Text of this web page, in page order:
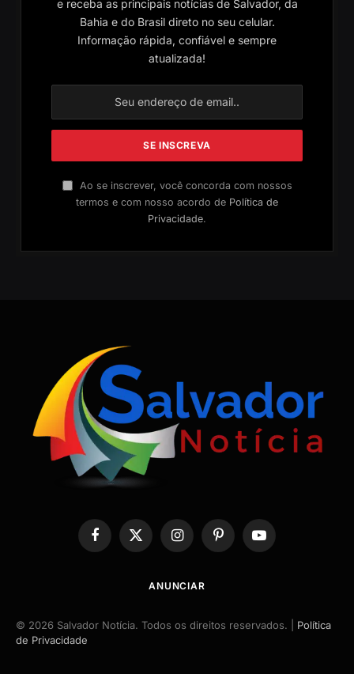
e receba as principais notícias de Salvador, da
Bahia e do Brasil direto no seu celular.
Informação rápida, confiável e sempre
atualizada!
Ao se inscrever, você concorda com nossos
termos e com nosso acordo de Política de
Privacidade.
Facebook
X
(Twitter)
InstagramPinterestYouTube
ANUNCIAR
© 2026 Salvador Notícia. Todos os direitos reservados. | Política
de Privacidade